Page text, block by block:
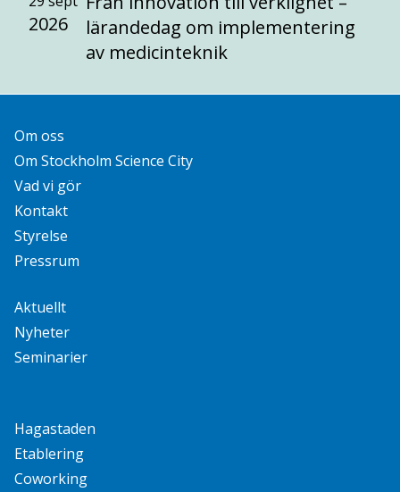
2026
lärandedag om implementering
av medicinteknik
Om oss
Om Stockholm Science City
Vad vi gör
Kontakt
Styrelse
Pressrum
Aktuellt
Nyheter
Seminarier
Hagastaden
Etablering
Coworking